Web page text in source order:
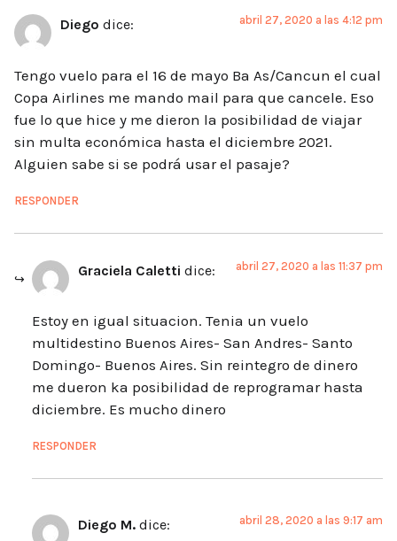
Diego dice: abril 27, 2020 a las 4:12 pm
Tengo vuelo para el 16 de mayo Ba As/Cancun el cual
Copa Airlines me mando mail para que cancele. Eso
fue lo que hice y me dieron la posibilidad de viajar
sin multa económica hasta el diciembre 2021.
Alguien sabe si se podrá usar el pasaje?
RESPONDER
Graciela Caletti dice: abril 27, 2020 a las 11:37 pm
Estoy en igual situacion. Tenia un vuelo
multidestino Buenos Aires- San Andres- Santo
Domingo- Buenos Aires. Sin reintegro de dinero
me dueron ka posibilidad de reprogramar hasta
diciembre. Es mucho dinero
RESPONDER
Diego M. dice: abril 28, 2020 a las 9:17 am